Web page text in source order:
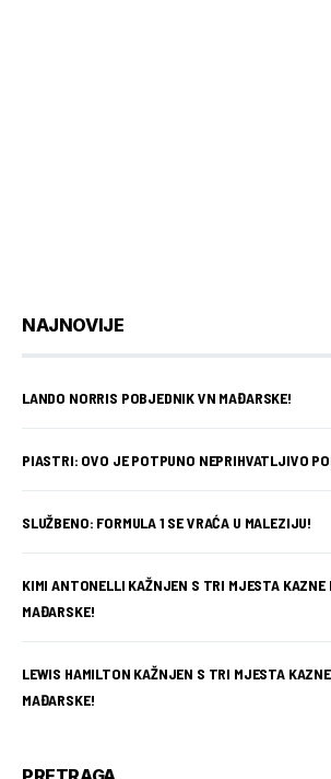
NAJNOVIJE
LANDO NORRIS POBJEDNIK VN MAĐARSKE!
PIASTRI: OVO JE POTPUNO NEPRIHVATLJIVO
SLUŽBENO: FORMULA 1 SE VRAĆA U MALEZIJU!
KIMI ANTONELLI KAŽNJEN S TRI MJESTA KAZNE
MAĐARSKE!
LEWIS HAMILTON KAŽNJEN S TRI MJESTA
MAĐARSKE!